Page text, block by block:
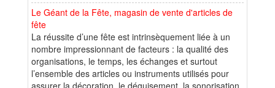
Le Géant de la Fête, magasin de vente d'articles de
fête
La réussite d’une fête est intrinsèquement liée à un
nombre impressionnant de facteurs : la qualité des
organisations, le temps, les échanges et surtout
l’ensemble des articles ou instruments utilisés pour
assurer la décoration, le déguisement, la sonorisation